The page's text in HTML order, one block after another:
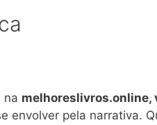
na melhoreslivros.online,
envolver pela narrativa.